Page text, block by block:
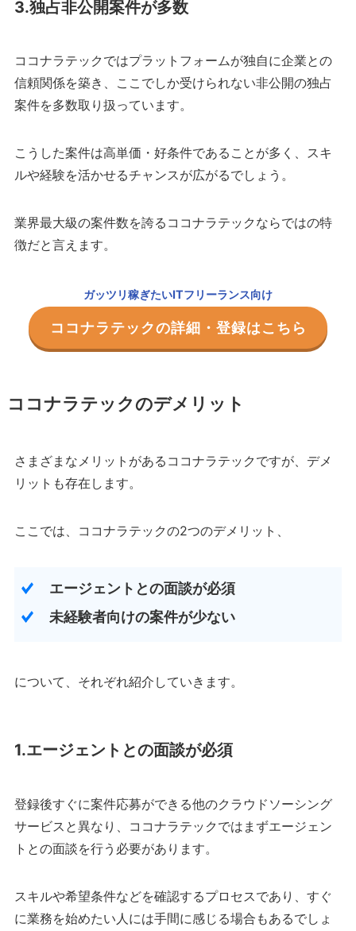
3.独占非公開案件が多数
ココナラテックではプラットフォームが独自に企業との
信頼関係を築き、ここでしか受けられない非公開の独占
案件を多数取り扱っています。
こうした案件は高単価・好条件であることが多く、スキ
ルや経験を活かせるチャンスが広がるでしょう。
業界最大級の案件数を誇るココナラテックならではの特
徴だと言えます。
ガッツリ稼ぎたいITフリーランス向け
ココナラテックの詳細・登録はこちら
ココナラテックのデメリット
さまざまなメリットがあるココナラテックですが、デメ
リットも存在します。
ここでは、ココナラテックの2つのデメリット、
エージェントとの面談が必須
未経験者向けの案件が少ない
について、それぞれ紹介していきます。
1.エージェントとの面談が必須
登録後すぐに案件応募ができる他のクラウドソーシング
サービスと異なり、ココナラテックではまずエージェン
トとの面談を行う必要があります。
スキルや希望条件などを確認するプロセスであり、すぐ
に業務を始めたい人には手間に感じる場合もあるでしょ